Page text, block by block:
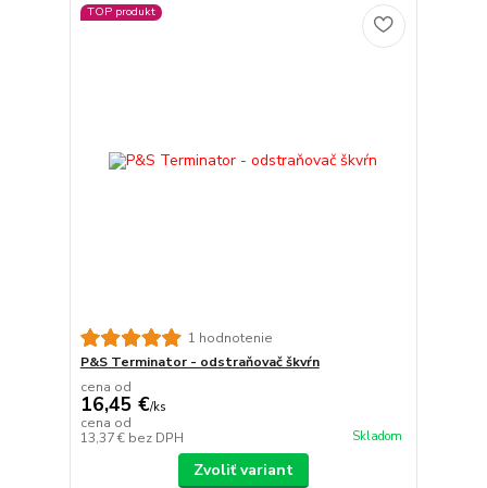
TOP produkt
1 hodnotenie
P&S Terminator - odstraňovač škvŕn
cena od
16,45 €/ks
cena od
13,37 € bez DPH Skladom
Zvoliť variant